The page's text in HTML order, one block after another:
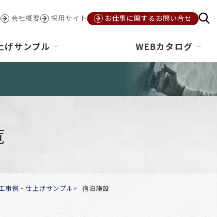
会社概要 採用サイト お仕事に関するお問い合せ
げサンプル WEBカタログ
事例・仕上げサンプル 宿泊施設